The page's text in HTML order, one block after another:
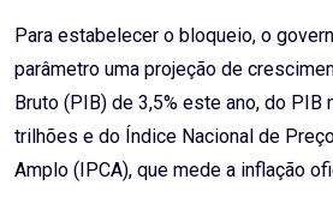
Para estabelecer o bloqueio, o
parâmetro uma projeção de
Bruto (PIB) de 3,5% este ano, do PIB
trilhões e do Índice Nacional de
Amplo (IPCA), que mede a inflação